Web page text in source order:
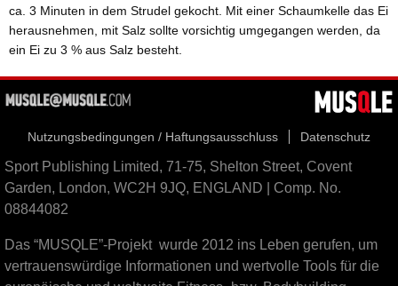
ca. 3 Minuten in dem Strudel gekocht. Mit einer Schaumkelle das Ei
herausnehmen, mit Salz sollte vorsichtig umgegangen werden, da
ein Ei zu 3 % aus Salz besteht.
Nutzungsbedingungen / Haftungsausschluss Datenschutz
Sport Publishing Limited, 71-75, Shelton Street, Covent
Garden, London, WC2H 9JQ, ENGLAND | Comp. No.
08844082
Das “MUSQLE”-Projekt wurde 2012 ins Leben gerufen, um
vertrauenswürdige Informationen und wertvolle Tools für die